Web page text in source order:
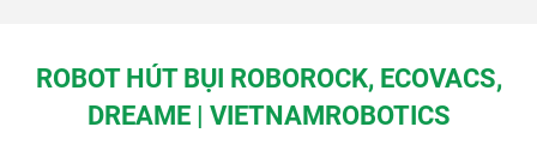
ROBOT HÚT BỤI ROBOROCK, ECOVACS,
DREAME | VIETNAMROBOTICS